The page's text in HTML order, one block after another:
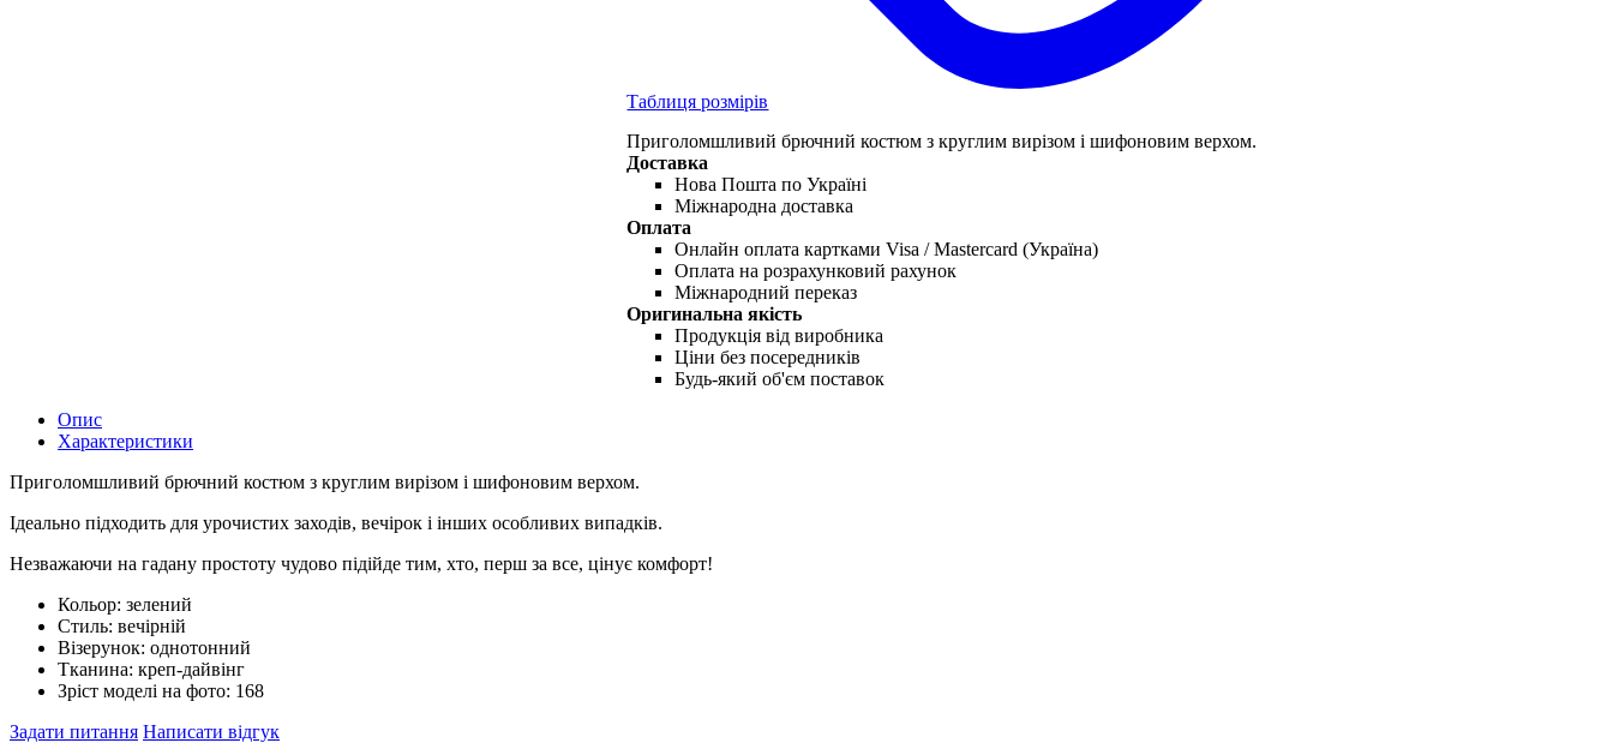
Таблиця розмірів
Приголомшливий брючний костюм з круглим вирізом і шифоновим верхом.
Доставка
Нова Пошта по Україні
Міжнародна доставка
Оплата
Онлайн оплата картками Visa / Mastercard (Україна)
Оплата на розрахунковий рахунок
Міжнародний переказ
Оригинальна якість
Продукція від виробника
Ціни без посередників
Будь-який об'єм поставок
Опис
Характеристики
Приголомшливий брючний костюм з круглим вирізом і шифоновим верхом.
Ідеально підходить для урочистих заходів, вечірок і інших особливих випадків.
Незважаючи на гадану простоту чудово підійде тим, хто, перш за все, цінує комфорт!
Кольор: зелений
Стиль: вечірній
Візерунок: однотонний
Тканина: креп-дайвінг
Зріст моделі на фото: 168
Задати питання Написати відгук